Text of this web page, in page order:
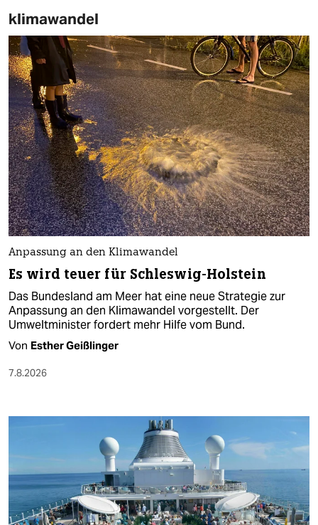
klimawandel
Anpassung an den Klimawandel
Es wird teuer für Schleswig-Holstein
Das Bundesland am Meer hat eine neue Strategie zur
Anpassung an den Klimawandel vorgestellt. Der
Umweltminister fordert mehr Hilfe vom Bund.
Von Esther Geißlinger
7.8.2026